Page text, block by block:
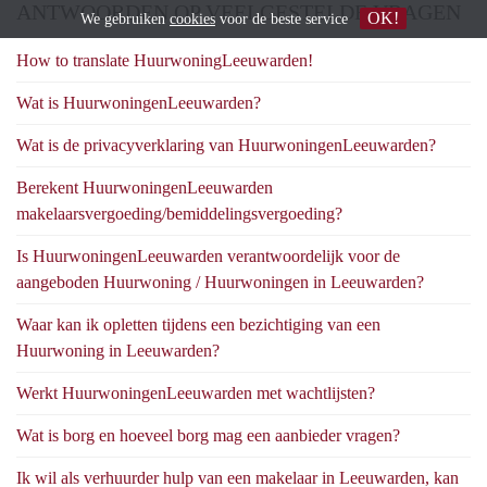
ANTWOORDEN OP VEELGESTELDE VRAGEN
How to translate HuurwoningLeeuwarden!
Wat is HuurwoningenLeeuwarden?
Wat is de privacyverklaring van HuurwoningenLeeuwarden?
Berekent HuurwoningenLeeuwarden
makelaarsvergoeding/bemiddelingsvergoeding?
Is HuurwoningenLeeuwarden verantwoordelijk voor de
aangeboden Huurwoning / Huurwoningen in Leeuwarden?
Waar kan ik opletten tijdens een bezichtiging van een
Huurwoning in Leeuwarden?
Werkt HuurwoningenLeeuwarden met wachtlijsten?
Wat is borg en hoeveel borg mag een aanbieder vragen?
Ik wil als verhuurder hulp van een makelaar in Leeuwarden, kan
We gebruiken cookies voor de beste service OK!